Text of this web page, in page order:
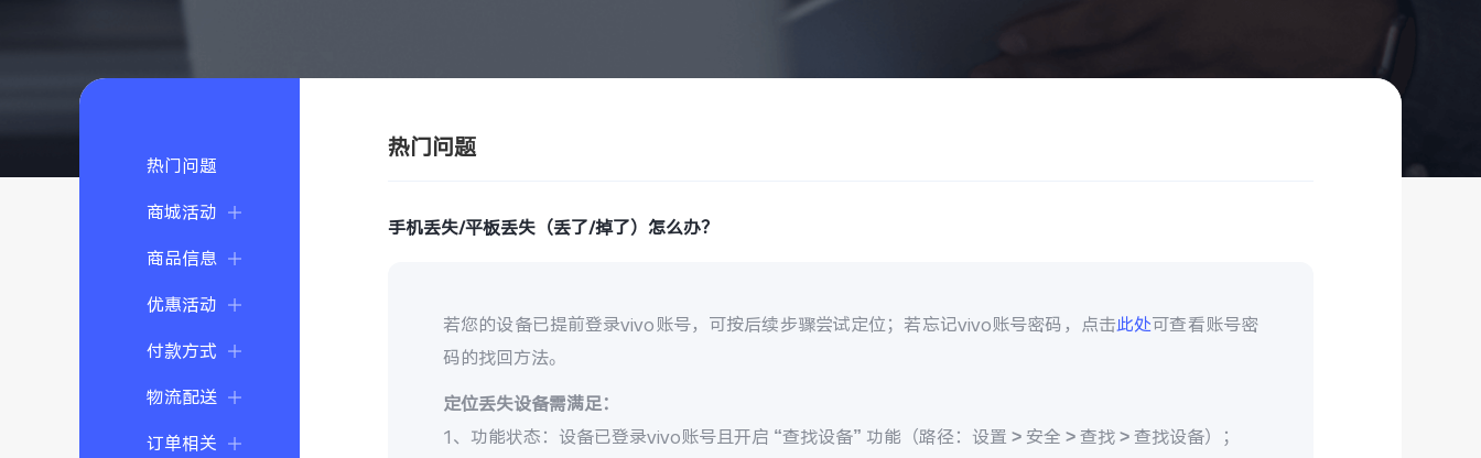
热门问题
商城活动
商品信息
优惠活动
付款方式
物流配送
订单相关
热门问题
手机丢失/平板丢失（丢了/掉了）怎么办？
若您的设备已提前登录vivo账号，可按后续步骤尝试定位；若忘记vivo账号密码，点击此处可查看账号密
码的找回方法。
定位丢失设备需满足：
1、功能状态：设备已登录vivo账号且开启 “查找设备” 功能（路径：设置 > 安全 > 查找 > 查找设备）；